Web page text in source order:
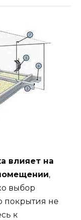
влияет на
,
выбор
покрытия не
к